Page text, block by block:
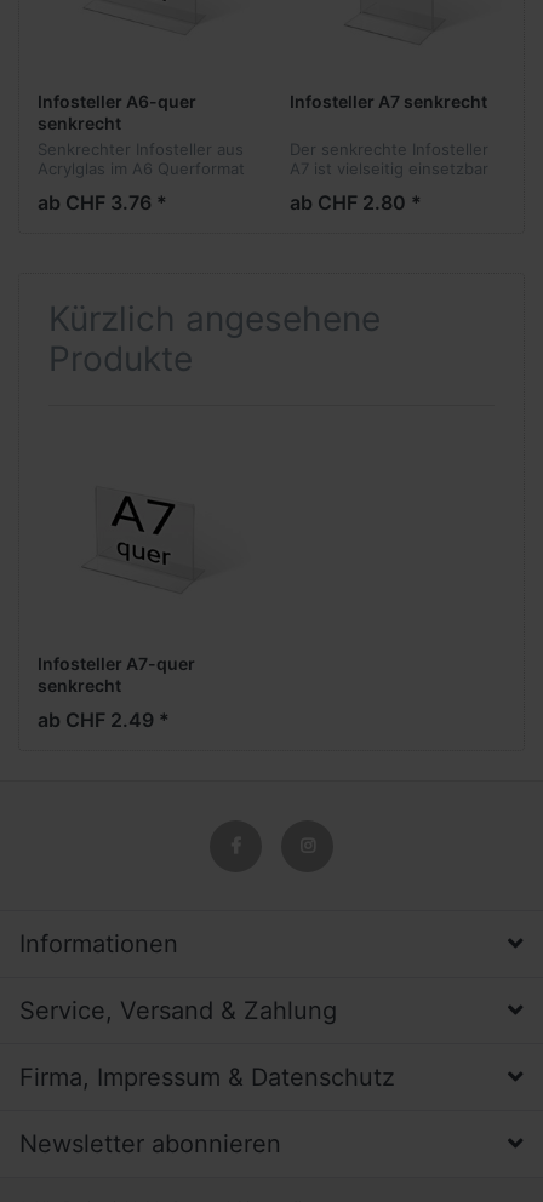
Infosteller A6-quer
senkrecht
Senkrechter Infosteller aus
Acrylglas im A6 Querformat
ab CHF 3.76 *
Infosteller A7 senkrecht
Der senkrechte Infosteller
A7 ist vielseitig einsetzbar
Wahl perfekt dar.
ab CHF 2.80 *
Kürzlich angesehene
Produkte
Infosteller A7-quer
senkrecht
ab CHF 2.49 *
Informationen
Service, Versand & Zahlung
Firma, Impressum & Datenschutz
Newsletter abonnieren